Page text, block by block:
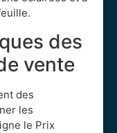
des
vente
des
les
le Prix